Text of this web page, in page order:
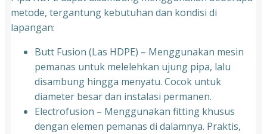
metode, tergantung kebutuhan dan kondisi di
lapangan:
Butt Fusion (Las HDPE) – Menggunakan mesin
pemanas untuk melelehkan ujung pipa, lalu
disambung hingga menyatu. Cocok untuk
diameter besar dan instalasi permanen.
Electrofusion – Menggunakan fitting khusus
dengan elemen pemanas di dalamnya. Praktis,